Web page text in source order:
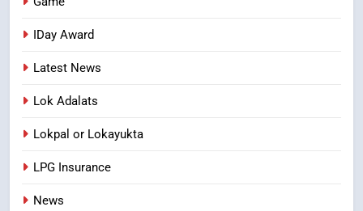
IDay Award
Latest News
Lok Adalats
Lokpal or Lokayukta
LPG Insurance
News